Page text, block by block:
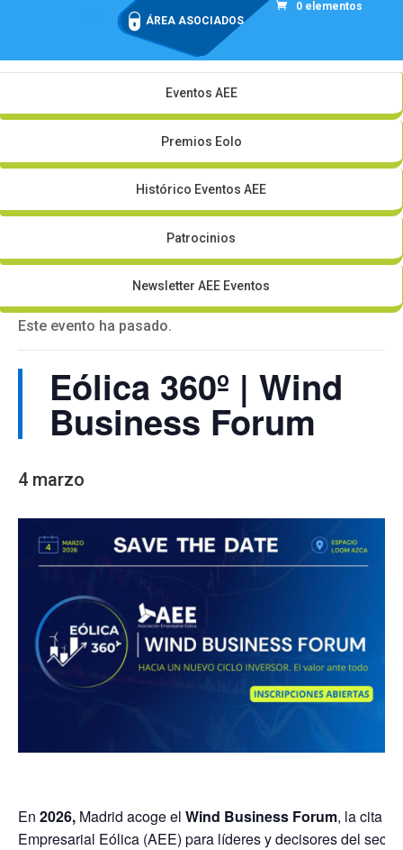
ÁREA ASOCIADOS
0 elementos
Eventos AEE
Premios Eolo
Histórico Eventos AEE
Patrocinios
Newsletter AEE Eventos
Este evento ha pasado.
Eólica 360º | Wind
Business Forum
4 marzo
En 2026, Madrid acoge el Wind Business Forum, la cita
Empresarial Eólica (AEE) para líderes y decisores del